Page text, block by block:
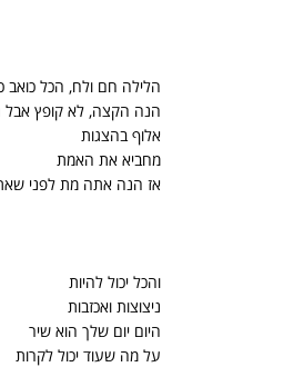
הלילה חם ולח, הכל כואב
הנה הקצה, לא קופץ אבל
אלוף בהצגות
מחביא את האמת
אז הנה אתה מת לפני
והכל יכול להיות
ניצוצות ואכזבות
היום יום שלך הוא שיר
על מה שעוד יכול לקרות